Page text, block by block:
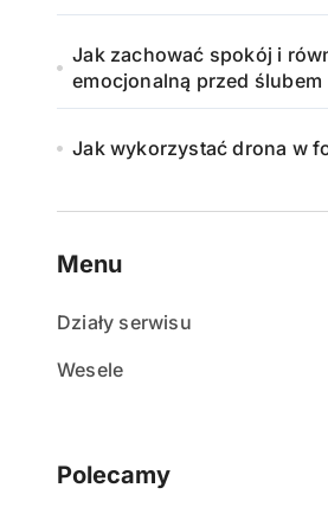
Jak zachować spokój i
emocjonalną przed ślubem
Jak wykorzystać drona w
Menu
Działy serwisu
Wesele
Polecamy